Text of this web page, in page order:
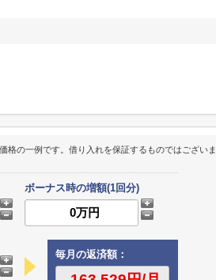
格の一例です。借り入れを保証するものではございま
ボーナス時の増額(1回分)
毎月の返済額：